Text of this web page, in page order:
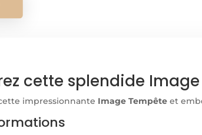
cette splendide
impressionnante Image Tempête et